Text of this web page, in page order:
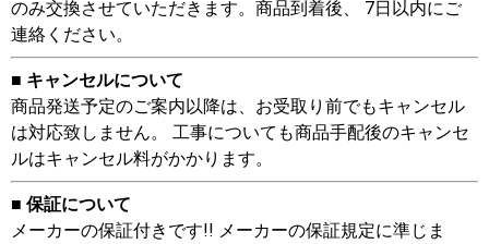
のみ交換させていただきます。商品到着後、 7日以内にご
連絡ください。
■ キャンセルについて
商品発送予定のご案内以降は、お受取り前でもキャンセル
は対応致しません。 工事についても商品手配後のキャンセ
ルはキャンセル料がかかります。
■ 保証について
メーカーの保証付きです!! メーカーの保証規定に準じま